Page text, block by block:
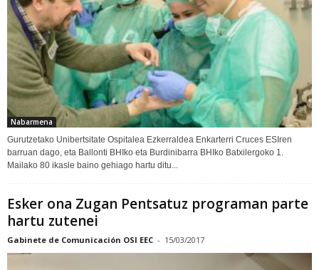
Nabarmena
Gurutzetako Unibertsitate Ospitalea Ezkerraldea Enkarterri Cruces ESIren
barruan dago, eta Ballonti BHIko eta Burdinibarra BHIko Batxilergoko 1.
Mailako 80 ikasle baino gehiago hartu ditu...
Esker ona Zugan Pentsatuz programan parte
hartu zutenei
Gabinete de Comunicación OSI EEC - 15/03/2017